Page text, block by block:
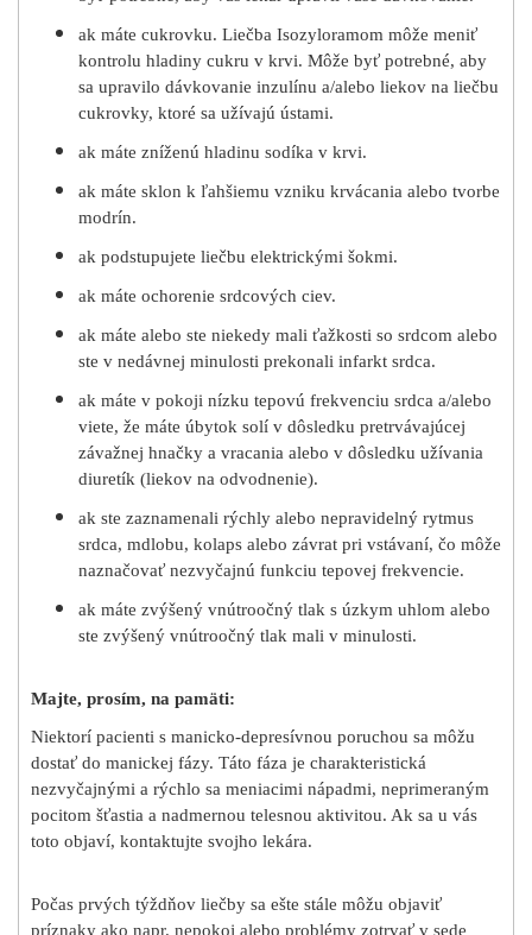
ak máte cukrovku. Liečba Isozyloramom môže meniť
kontrolu hladiny cukru v krvi. Môže byť potrebné, aby
sa upravilo dávkovanie inzulínu a/alebo liekov na liečbu
cukrovky, ktoré sa užívajú ústami.
ak máte zníženú hladinu sodíka v krvi.
ak máte sklon k ľahšiemu vzniku krvácania alebo tvorbe
modrín.
ak podstupujete liečbu elektrickými šokmi.
ak máte ochorenie srdcových ciev.
ak máte alebo ste niekedy mali ťažkosti so srdcom alebo
ste v nedávnej minulosti prekonali infarkt srdca.
ak máte v pokoji nízku tepovú frekvenciu srdca a/alebo
viete, že máte úbytok solí v dôsledku pretrvávajúcej
závažnej hnačky a vracania alebo v dôsledku užívania
diuretík (liekov na odvodnenie).
ak ste zaznamenali rýchly alebo nepravidelný rytmus
srdca, mdlobu, kolaps alebo závrat pri vstávaní, čo môže
naznačovať nezvyčajnú funkciu tepovej frekvencie.
ak máte zvýšený vnútroočný tlak s úzkym uhlom alebo
ste zvýšený vnútroočný tlak mali v minulosti.
Majte, prosím, na pamäti:
Niektorí pacienti s manicko-depresívnou poruchou sa môžu
dostať do manickej fázy. Táto fáza je charakteristická
nezvyčajnými a rýchlo sa meniacimi nápadmi, neprimeraným
pocitom šťastia a nadmernou telesnou aktivitou. Ak sa u vás
toto objaví, kontaktujte svojho lekára.
Počas prvých týždňov liečby sa ešte stále môžu objaviť
príznaky ako napr. nepokoj alebo problémy zotrvať v sede